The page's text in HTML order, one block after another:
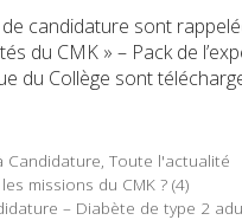
candidature sont
du CMK » – Pack de
du Collège sont
Candidature,Toute l'actualité
missions du CMK ? (4)
– Diabète de type 2